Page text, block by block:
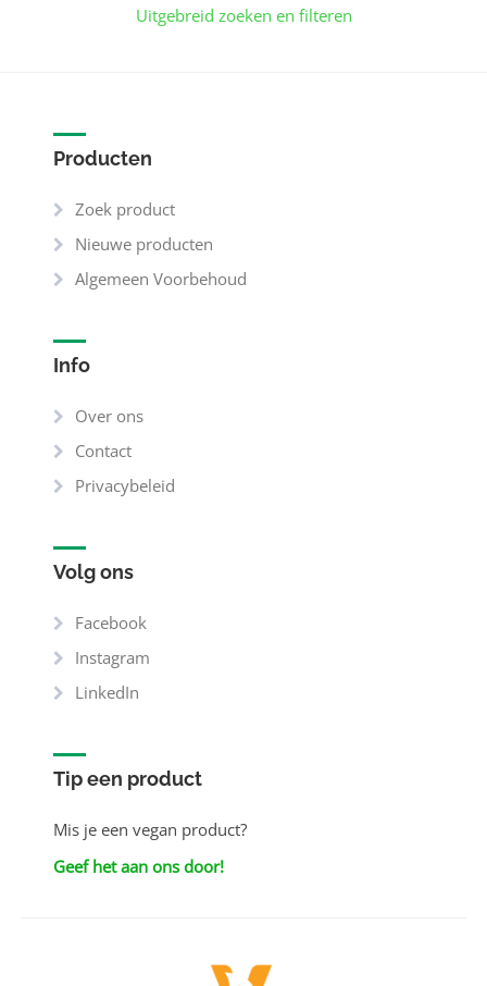
Uitgebreid zoeken en filteren
Producten
Zoek product
Nieuwe producten
Algemeen Voorbehoud
Info
Over ons
Contact
Privacybeleid
Volg ons
Facebook
Instagram
LinkedIn
Tip een product
Mis je een vegan product?
Geef het aan ons door!